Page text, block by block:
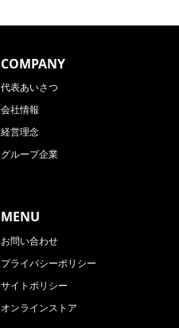
COMPANY
代表あいさつ
会社情報
経営理念
グループ企業
MENU
お問い合わせ
プライバシーポリシー
サイトポリシー
オンラインストア